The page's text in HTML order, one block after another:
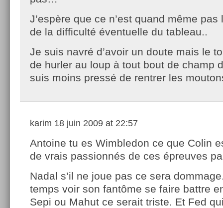
J’espère que ce n’est quand même pas
de la difficulté éventuelle du tableau..
Je suis navré d’avoir un doute mais le
de hurler au loup à tout bout de champ
suis moins pressé de rentrer les
karim 18 juin 2009 at 22:57
Antoine tu es Wimbledon ce que Colin
de vrais passionnés de ces épreuves
Nadal s’il ne joue pas ce sera
temps voir son fantôme se faire battre
Sepi ou Mahut ce serait triste. Et Fed